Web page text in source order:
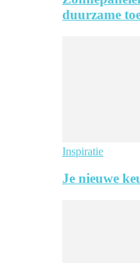
duurzame
Inspiratie
Je nieuwe